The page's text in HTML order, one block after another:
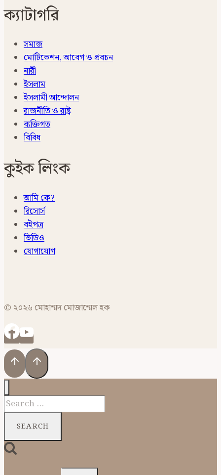
ক্যাটাগরি
সমাজ
মোটিভেশন, আবেগ ও প্রবচন
নারী
ইসলাম
ইসলামী আন্দোলন
রাজনীতি ও রাষ্ট্র
ব্যক্তিগত
বিবিধ
কুইক লিংক
আমি কে?
রিসোর্স
বইপত্র
ভিডিও
যোগাযোগ
© ২০২৬ মোহাম্মদ মোজাম্মেল হক
Search
for: